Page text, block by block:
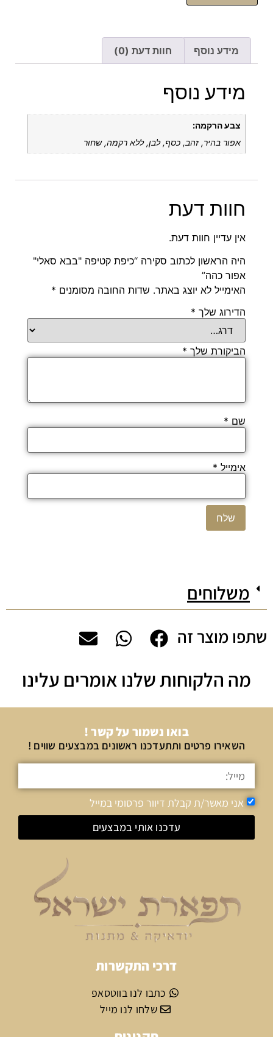
מידע נוסף חוות דעת (0)
מידע נוסף
צבע הרקמה:
אפור בהיר, זהב, כסף, לבן, ללא רקמה, שחור
חוות דעת
אין עדיין חוות דעת.
היה הראשון לכתוב סקירה “כיפת קטיפה "בבא סאלי"
אפור כהה”
האימייל לא יוצג באתר. שדות החובה מסומנים *
הדירוג שלך *
הביקורת שלך *
שם *
אימייל *
משלוחים
שתפו מוצר זה
מה הלקוחות שלנו אומרים עלינו
בואו נשמור על קשר !
השאירו פרטים ותתעדכנו ראשונים במבצעים שווים !
אני מאשר/ת קבלת דיוור פרסומי במייל
עדכנו אותי במבצעים
דרכי התקשרות
כתבו לנו בווטסאפ
שלחו לנו מייל